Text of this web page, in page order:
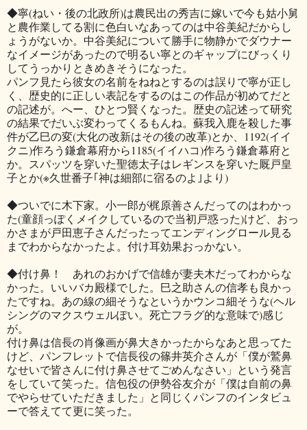
◆寧(ねい・後の北政所)は農民出の秀吉に嫁いで今も姑小舅
と農作業してる割に色白いなあってのは中谷美紀だからし
ょうがないか。中谷美紀について勝手に物静かでダウナー
なイメージがあったので明るい寧とのギャップにびっくり
してうっかりときめきそうになった。
パンフ見たら彼女の名前をねねとするのは誤りで寧が正し
く、歴史的に正しい表記をするのはこの作品が初めてだと
の記述が。へー、ひとつ賢くなった。歴史の記述って研究
の結果でだいぶ変わってくるもんね。蘇我入鹿を殺した事
件が乙巳の変(大化の改新はその後の改革)とか、1192(イイ
クニ)作ろう鎌倉幕府から1185(イイハコ)作ろう鎌倉幕府と
か。スパッツを穿いた聖徳太子はレギンスを穿いた厩戸皇
子とか(※久世番子｢神は細部に宿るのよ｣より)
◆ついでに木下家。小一郎が梶原善さんだってのはわかっ
た(童顔っぽくメイクしているので当初戸惑った)けど、おっ
かさまが戸田恵子さんだったってエンディングロール見る
までわからなかったよ。付け耳効果おっかない。
◆付け鼻！ あれのおかげで信雄が妻夫木だってわからな
かった。いいバカ殿様でした。巳之助さんの信孝も良かっ
たですね。あの線の細そうなというかウンコ細そうな(ヘル
シングのマクスウェルぽい。死亡フラグ的な意味で)感じ
が。
付け鼻は信長の肖像画が鼻大きかったからなあと思ってた
けど、パンフレットで信長役の篠井英介さんが「僕が鷲鼻
なせいで皆さんに付け鼻させてごめんなさい」という発言
をしていて笑った。信包役の伊勢谷友介が「僕は自前の鼻
でやらせていただきました」と同じくパンフのインタビュ
ーで答えてて更に笑った。